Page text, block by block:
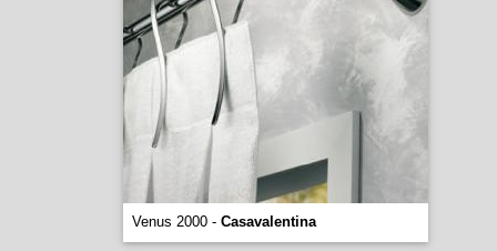
Venus 2000 - Casavalentina